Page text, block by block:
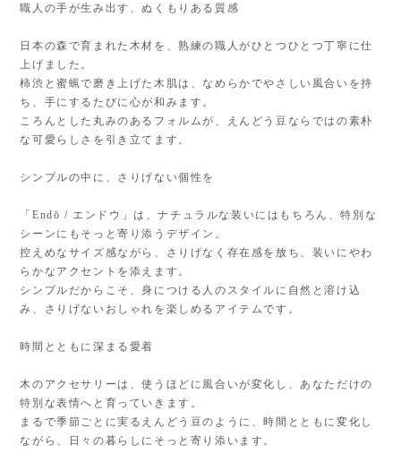
職人の手が生み出す、ぬくもりある質感
日本の森で育まれた木材を、熟練の職人がひとつひとつ丁寧に仕
上げました。
柿渋と蜜蝋で磨き上げた木肌は、なめらかでやさしい風合いを持
ち、手にするたびに心が和みます。
ころんとした丸みのあるフォルムが、えんどう豆ならではの素朴
な可愛らしさを引き立てます。
シンプルの中に、さりげない個性を
「Endō / エンドウ」は、ナチュラルな装いにはもちろん、特別な
シーンにもそっと寄り添うデザイン。
控えめなサイズ感ながら、さりげなく存在感を放ち、装いにやわ
らかなアクセントを添えます。
シンプルだからこそ、身につける人のスタイルに自然と溶け込
み、さりげないおしゃれを楽しめるアイテムです。
時間とともに深まる愛着
木のアクセサリーは、使うほどに風合いが変化し、あなただけの
特別な表情へと育っていきます。
まるで季節ごとに実るえんどう豆のように、時間とともに変化し
ながら、日々の暮らしにそっと寄り添います。